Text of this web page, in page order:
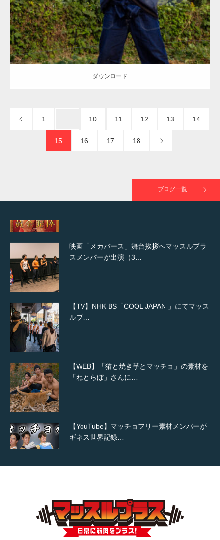
ダウンロード
ダウンロード
1 10 11 12 13 14
15 16 17 18
ブログ一覧
TOKYO FMラジオ番組「ONE MORNING」
で紹介さ…
た（6/8放送）
TOKYO FMラジオ番組「ONE MORNING」
で紹介さ…